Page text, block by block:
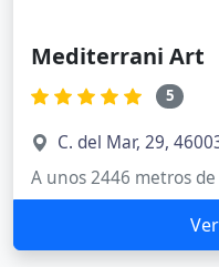
Mediterrani Art
5
C. del Mar, 29,
A unos 2446 metros